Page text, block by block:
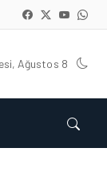
Ağustos 8